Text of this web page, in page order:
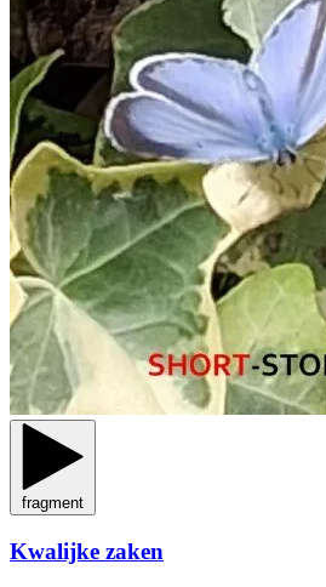
fragment
Kwalijke zaken